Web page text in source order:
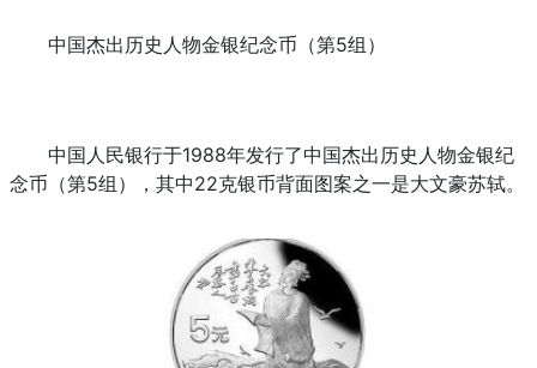
中国杰出历史人物金银纪念币（第5组）
中国人民银行于1988年发行了中国杰出历史人物金银纪
念币（第5组），其中22克银币背面图案之一是大文豪苏轼。